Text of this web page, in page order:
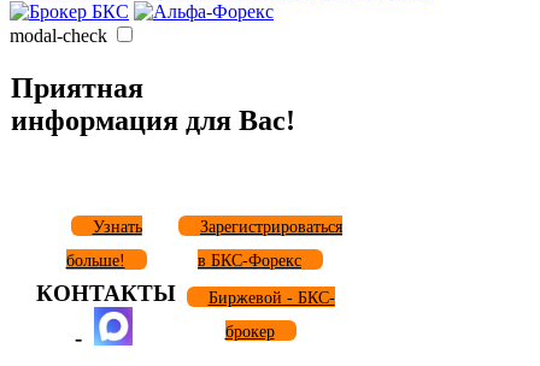
modal-check
Приятная
информация для Вас!
Узнать
больше!
Зарегистрироваться
в БКС-Форекс
КОНТАКТЫ
-
Биржевой - БКС-
брокер